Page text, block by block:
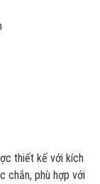
thiết kế với kích
chắn, phù hợp với